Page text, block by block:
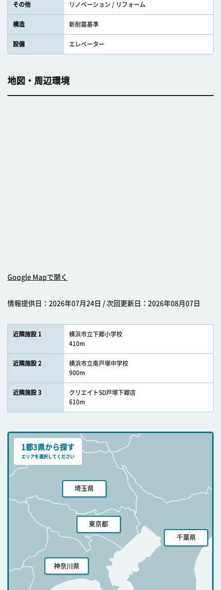
その他 リノベーション / リフォーム
構造 新耐震基準
設備 エレベーター
地図・周辺環境
Google Mapで開く
情報提供日：2026年07月24日 / 次回更新日：2026年08月07日
近隣施設 1
横浜市立下郷小学校
410m
近隣施設 2
横浜市立南戸塚中学校
900m
近隣施設 3
クリエイトSD戸塚下郷店
610m
1都3県から探す
エリアを選択してください
埼玉県
東京都
千葉県
神奈川県